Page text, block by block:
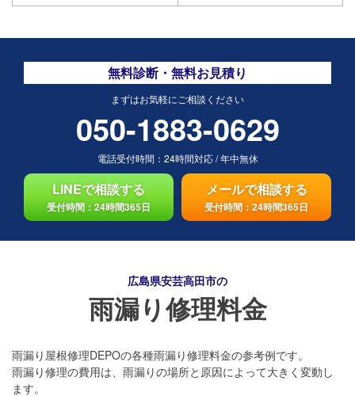
無料診断・無料お見積り
まずはお気軽にご相談ください
050-1883-0629
電話受付時間： 24時間対応/年中無休
LINEで相談する
受付時間：24時間365日
メールで相談する
受付時間：24時間365日
広島県安芸高田市の
雨漏り修理料金
雨漏り屋根修理DEPOの各種雨漏り修理料金の参考例です。
雨漏り修理の費用は、雨漏りの場所と原因によって大きく変動し
ます。